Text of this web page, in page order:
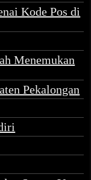
Kode Pos di
Menemukan
Pekalongan